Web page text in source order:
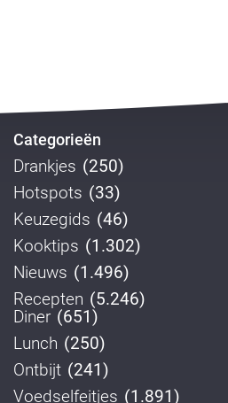
Categorieën
Drankjes (250)
Hotspots (33)
Keuzegids (46)
Kooktips (1.302)
Nieuws (1.496)
Recepten (5.246)
Diner (651)
Lunch (250)
Ontbijt (241)
Voedselfeitjes (1.891)